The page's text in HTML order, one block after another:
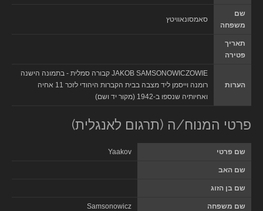
שם
משפחה
סאמסונאוויטץ
תאריך
פטירה
הערות
JAKOB SAMSONOWICZOWIE קבורה סמלית - בתמונה הישנה
רומנה וייסמן ליד מצבה בבית הקברות היהודי לזכר 11 אחיה
ואחיותיה שנספו ב-1942 (מקור יד ושם)
פרטי המנוח/ה (תרגום לאנגלית)
שם פרטי Yaakov
שם האב
שם בן הזוג
שם משפחה Samsonowicz